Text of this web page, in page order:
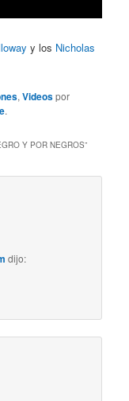
y los Nicholas
,Videospor
.
Y POR NEGROS”
dijo: